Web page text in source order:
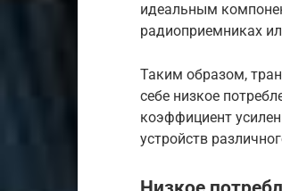
идеальным
радиоприемниках
Таким образом,
себе низкое
коэффициент
устройств